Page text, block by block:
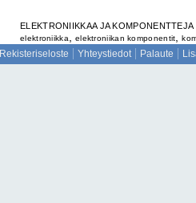
ELEKTRONIIKKAA JA KOMPONENTTEJA
elektroniikka elektroniikan komponentit ,
Rekisteriseloste Yhteystiedot Palaute